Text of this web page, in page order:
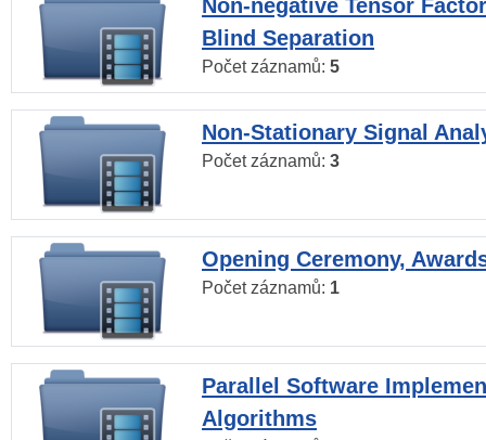
Non-negative Tensor
Blind Separation
Počet záznamů: 5
Non-Stationary Signal
Počet záznamů: 3
Opening Ceremony,
Počet záznamů: 1
Parallel Software
Algorithms